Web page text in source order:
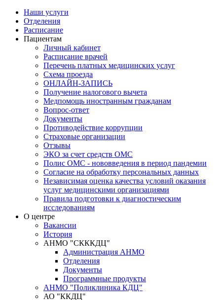
Наши услуги
Отделения
Расписание
Пациентам
Личный кабинет
Расписание врачей
Перечень платных медицинских услуг
Схема проезда
ОНЛАЙН-ЗАПИСЬ
Получение налогового вычета
Медпомощь иностранным гражданам
Вопрос-ответ
Документы
Противодействие коррупции
Страховые организации
Отзывы
ЭКО за счет средств ОМС
Полис ОМС - нововведения в период пандемии
Согласие на обработку персональных данных
Независимая оценка качества условий оказания
услуг медицинскими организациями
Правила подготовки к диагностическим
исследованиям
О центре
Вакансии
История
АНМО "СКККДЦ"
Администрация АНМО
Отделения
Документы
Программные продукты
АНМО "Поликлиника КДЦ"
АО "ККДЦ"